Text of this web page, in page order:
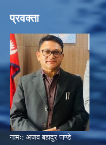
प्रवक्ता
नामः: अजव बहादुर पाण्डे